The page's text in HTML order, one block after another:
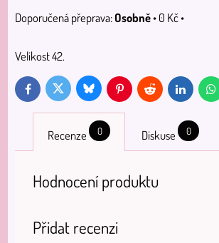
Osobně•0 Kč•
Velikost 42.
FacebookTwitter Bluesky PinterestReddit LinkedIn
Recenze 0 Diskuse 0
Hodnocení produktu
Přidat recenzi